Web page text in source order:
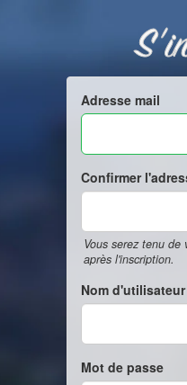
Adresse mail
Confirmer
Vous serez tenu de
après l'inscription.
Nom d'utilisateur
Mot de passe